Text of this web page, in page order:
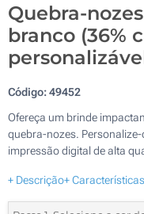
Quebra-
branco (36%
Código:49452
Ofereça um brinde
quebra-nozes.
impressão digital de alta
+ Descrição+ Características